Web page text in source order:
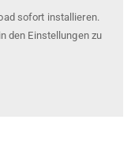
sofort installieren.
den Einstellungen zu